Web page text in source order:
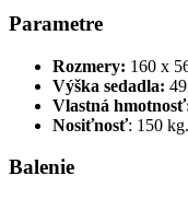
Parametre
Rozmery: 160 x
Výška sedadla:
Vlastná
Nosiťnosť: 150 kg.
Balenie